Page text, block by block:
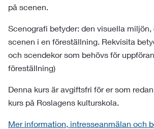
på scenen.
Scenografi betyder: den visuella
scenen i en föreställning. Rekvisita
och scendekor som behövs för
föreställning)
Denna kurs är avgiftsfri för er som
kurs på Roslagens kulturskola.
Mer information, intresseanmälan och